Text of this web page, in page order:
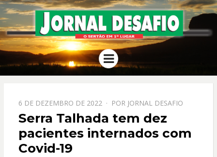
JORNAL
DESAFIO
O Sertão em 1º Lugar
Menu
PPOSTADO
EM
6 DE DEZEMBRO DE 2022 POR JORNAL DESAFIO
Serra Talhada tem dez
pacientes internados com
Covid-19